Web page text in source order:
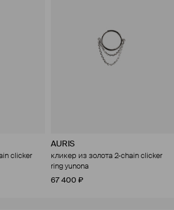
clicker
AURIS
кликер из золота 2-chain clicker
ring yunona
67 400 ₽